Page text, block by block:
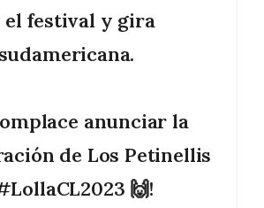
el festival y gira
sudamericana.
anunciar la
de Los Petinellis
🙌!